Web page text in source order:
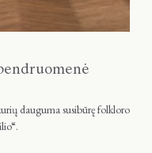
dauguma susibūrę folkloro